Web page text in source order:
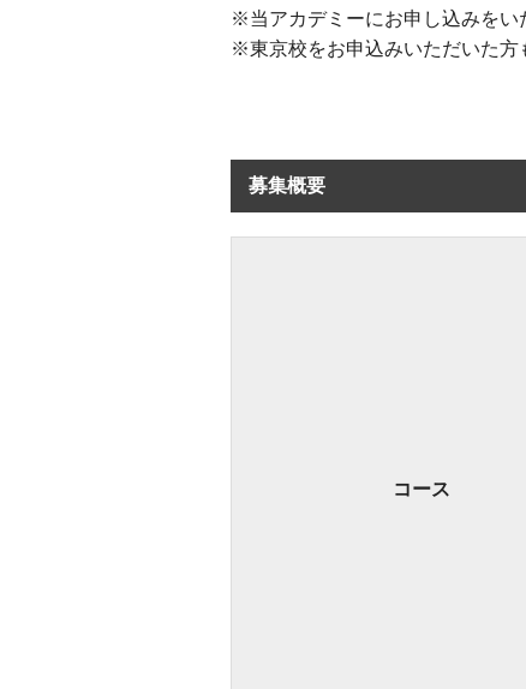
※当アカデミーにお申し込みをい
※東京校をお申込みいただいた方
募集概要
コース